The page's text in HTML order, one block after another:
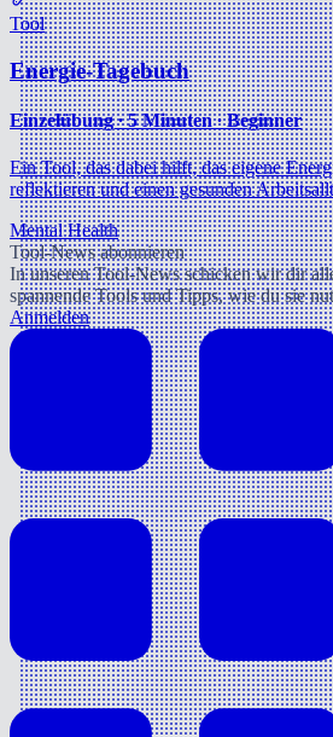
Tool
Energie-Tagebuch
Einzelübung ∙ 5 Minuten ∙ Beginner
Ein Tool, das dabei hilft, das eigene
reflektieren und einen gesunden
Mental Health
Tool-News abonnieren
In unseren Tool-News schicken wir dir
spannende Tools und Tipps, wie du sie
Anmelden